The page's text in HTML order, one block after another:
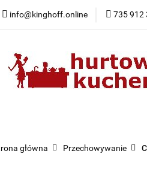
info@kinghoff.online 735 912
główna Przechowywanie